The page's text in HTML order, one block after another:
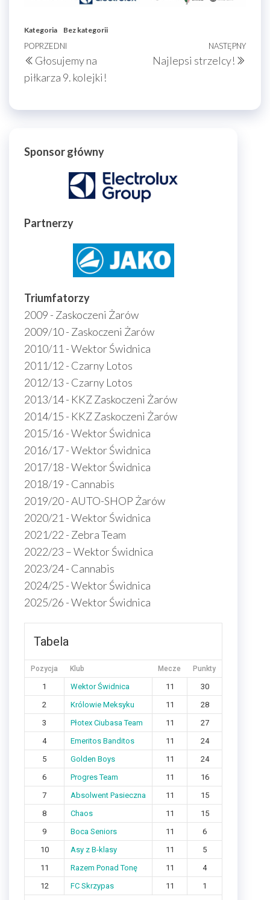
Kategoria Bez kategorii
Nawigacja
wpisu
Poprzedni
wpis
POPRZEDNI
Głosujemy na
piłkarza 9. kolejki!
NASTĘPNY
Najlepsi strzelcy!
Sponsor główny
Partnerzy
Triumfatorzy
2009 - Zaskoczeni Żarów
2009/10 - Zaskoczeni Żarów
2010/11 - Wektor Świdnica
2011/12 - Czarny Lotos
2012/13 - Czarny Lotos
2013/14 - KKZ Zaskoczeni Żarów
2014/15 - KKZ Zaskoczeni Żarów
2015/16 - Wektor Świdnica
2016/17 - Wektor Świdnica
2017/18 - Wektor Świdnica
2018/19 - Cannabis
2019/20 - AUTO-SHOP Żarów
2020/21 - Wektor Świdnica
2021/22 - Zebra Team
2022/23 – Wektor Świdnica
2023/24 - Cannabis
2024/25 - Wektor Świdnica
2025/26 - Wektor Świdnica
Tabela
Pozycja Klub Mecze Punkty
1 Wektor Świdnica 11
30
2
Królowie Meksyku 11
28
3
Płotex Ciubasa Team 11
27
4
Emeritos Banditos 11
24
5
Golden Boys 11
24
6
Progres Team 11
16
7
Absolwent Pasieczna 11
15
8
Chaos 11
15
9
Boca Seniors 11
6
10
Asy z B-klasy 11
5
11
Razem Ponad Tonę 11
4
12
FC Skrzypas 11 1